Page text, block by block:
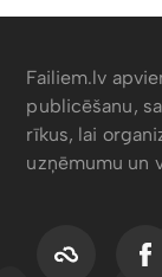
Failiem.lv
publicēšanu,
rīkus, lai
uzņēmumu un